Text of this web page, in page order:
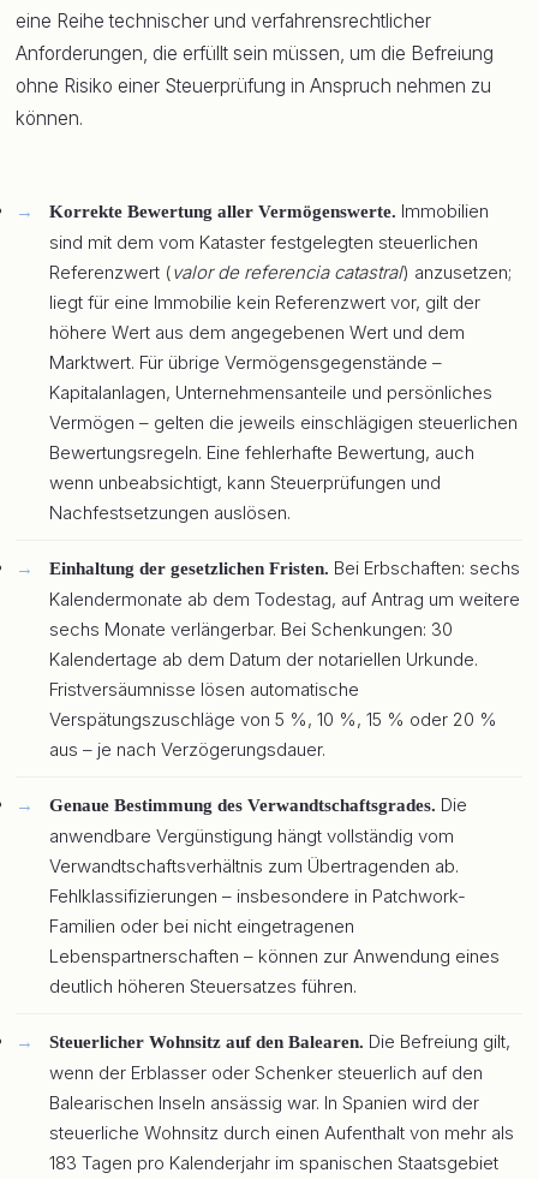
eine Reihe technischer und verfahrensrechtlicher
Anforderungen, die erfüllt sein müssen, um die Befreiung
ohne Risiko einer Steuerprüfung in Anspruch nehmen zu
können.
Korrekte Bewertung aller Vermögenswerte. Immobilien
sind mit dem vom Kataster festgelegten steuerlichen
Referenzwert (valor de referencia catastral) anzusetzen;
liegt für eine Immobilie kein Referenzwert vor, gilt der
höhere Wert aus dem angegebenen Wert und dem
Marktwert. Für übrige Vermögensgegenstände –
Kapitalanlagen, Unternehmensanteile und persönliches
Vermögen – gelten die jeweils einschlägigen steuerlichen
Bewertungsregeln. Eine fehlerhafte Bewertung, auch
wenn unbeabsichtigt, kann Steuerprüfungen und
Nachfestsetzungen auslösen.
Einhaltung der gesetzlichen Fristen. Bei Erbschaften: sechs
Kalendermonate ab dem Todestag, auf Antrag um weitere
sechs Monate verlängerbar. Bei Schenkungen: 30
Kalendertage ab dem Datum der notariellen Urkunde.
Fristversäumnisse lösen automatische
Verspätungszuschläge von 5 %, 10 %, 15 % oder 20 %
aus – je nach Verzögerungsdauer.
Genaue Bestimmung des Verwandtschaftsgrades. Die
anwendbare Vergünstigung hängt vollständig vom
Verwandtschaftsverhältnis zum Übertragenden ab.
Fehlklassifizierungen – insbesondere in Patchwork-
Familien oder bei nicht eingetragenen
Lebenspartnerschaften – können zur Anwendung eines
deutlich höheren Steuersatzes führen.
Steuerlicher Wohnsitz auf den Balearen. Die Befreiung gilt,
wenn der Erblasser oder Schenker steuerlich auf den
Balearischen Inseln ansässig war. In Spanien wird der
steuerliche Wohnsitz durch einen Aufenthalt von mehr als
183 Tagen pro Kalenderjahr im spanischen Staatsgebiet